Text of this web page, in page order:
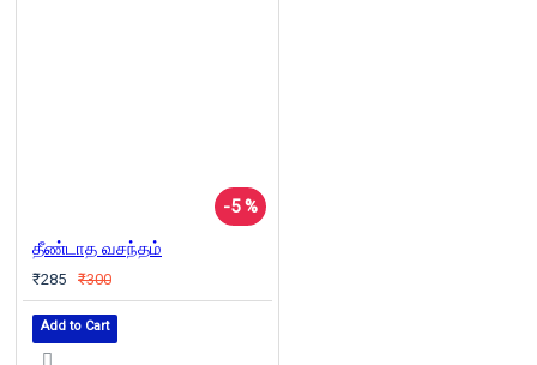
-5 %
தீண்டாத வசந்தம்
₹285 ₹300
Add to Cart